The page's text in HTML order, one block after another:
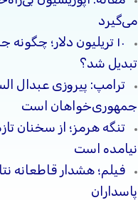
می‌گیرد
۱۰ تریلیون دلار؛
تبدیل شد؟
ترامپ: پیروزی عبدال
جمهوری‌خواهان است
تنگه هرمز؛ از سخنان
نیامده است
فیلم؛ هشدار قاطعانه
پاسداران